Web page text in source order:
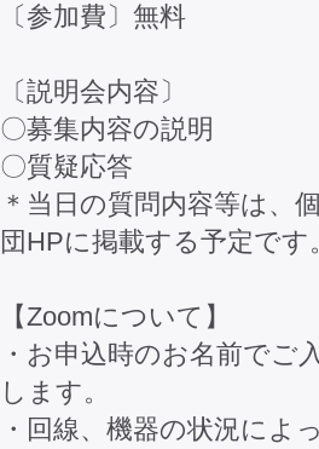
〔参加費〕無料
〔説明会内容〕
〇募集内容の説明
〇質疑応答
＊当日の質問内容等は、
団HPに掲載する予定で
【Zoomについて】
・お申込時のお名前で
します。
・回線、機器の状況によ